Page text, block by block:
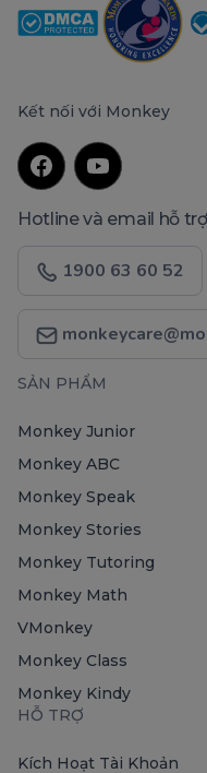
Kết nối với Monkey
Hotline và email hỗ trợ
1900 63 60 52
SẢN PHẨM
Monkey Junior
Monkey ABC
Monkey Speak
Monkey Stories
Monkey Tutoring
Monkey Math
VMonkey
Monkey Class
Monkey Kindy
HỖ TRỢ
Kích Hoạt Tài Khoản